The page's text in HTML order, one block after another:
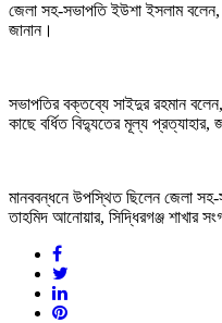
জেলা সহ-সভাপতি ইউশা ইসলাম বলেন,
জানান।
সভাপতির বক্তব্যে সাইদুর রহমান
কাছে বর্ধিত বিদ্যুতের মূল্য
মানববন্ধনে উপস্থিত ছিলেন জেলা সহ-
তাহমিদ আনোয়ার, সিদ্ধিরগঞ্জ শাখার